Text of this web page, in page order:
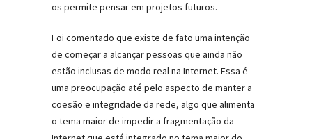
os permite pensar em projetos futuros.
Foi comentado que existe de fato uma intenção
de começar a alcançar pessoas que ainda não
estão inclusas de modo real na Internet. Essa é
uma preocupação até pelo aspecto de manter a
coesão e integridade da rede, algo que alimenta
o tema maior de impedir a fragmentação da